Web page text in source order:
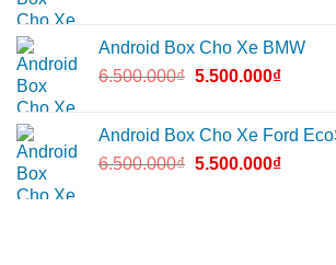
Android Box Cho Xe BMW
6.500.000₫ 5.500.000₫
Android Box Cho Xe Ford
6.500.000₫ 5.500.000₫